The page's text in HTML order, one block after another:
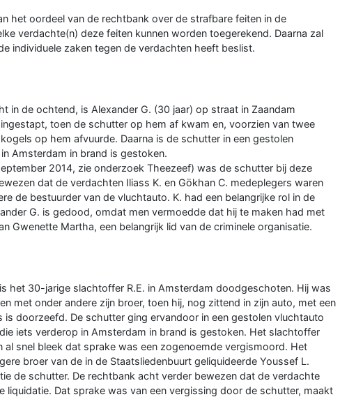
het oordeel van de rechtbank over de strafbare feiten in de
verdachte(n) deze feiten kunnen worden toegerekend. Daarna zal
individuele zaken tegen de verdachten heeft beslist.
in de ochtend, is Alexander G. (30 jaar) op straat in Zaandam
toen de schutter op hem af kwam en, voorzien van twee
op hem afvuurde. Daarna is de schutter in een gestolen
Amsterdam in brand is gestoken.
2014, zie onderzoek Theezeef) was de schutter bij deze
dat de verdachten Iliass K. en Gökhan C. medeplegers waren
de bestuurder van de vluchtauto. K. had een belangrijke rol in de
G. is gedood, omdat men vermoedde dat hij te maken had met
Gwenette Martha, een belangrijk lid van de criminele organisatie.
het 30-jarige slachtoffer R.E. in Amsterdam doodgeschoten. Hij was
met onder andere zijn broer, toen hij, nog zittend in zijn auto, met een
doorzeefd. De schutter ging ervandoor in een gestolen vluchtauto
iets verderop in Amsterdam in brand is gestoken. Het slachtoffer
al snel bleek dat sprake was een zogenoemde vergismoord. Het
broer van de in de Staatsliedenbuurt geliquideerde Youssef L.
de schutter. De rechtbank acht verder bewezen dat de verdachte
liquidatie. Dat sprake was van een vergissing door de schutter, maakt